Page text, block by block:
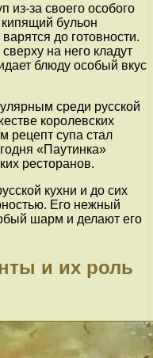
из-за своего особого
бульон
до готовности.
на него кладут
блюду особый вкус
среди русской
королевских
рецепт супа стал
«Паутинка»
ресторанов.
кухни и до сих
Его нежный
шарм и делают его
и их роль